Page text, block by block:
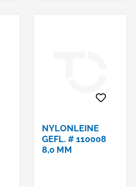
NYLONLEINE
GEFL. # 110008
8,0 MM